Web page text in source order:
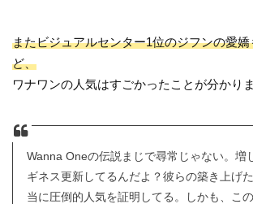
またビジュアルセンター1位のジフンの愛
ど、
ワナワンの人気はすごかったことが分かり
Wanna Oneの伝説まじで尋常じゃない。増
ギネス更新してるんだよ？彼らの築き上げ
当に圧倒的人気を証明してる。しかも、こ